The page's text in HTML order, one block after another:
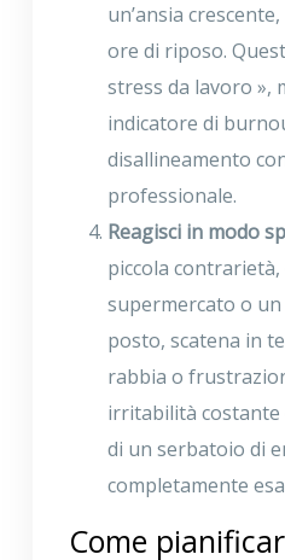
un’ansia
ore di riposo.
stress da lavoro »,
indicatore di
disallineamento
professionale.
Reagisci in modo
piccola contrarietà,
supermercato o
posto, scatena in
rabbia o
irritabilità costante
di un serbatoio di
completamente
Come